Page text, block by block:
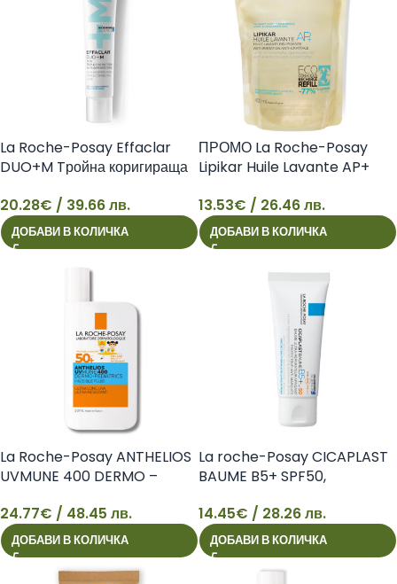
20
La Roche-Posay Effaclar
DUO+M Tройна коригираща
несъвършенства за мазна
кожа, склонна към акне, 40
мл 3337875863377
20.28€ / 39.66 лв.
ДОБАВИ В КОЛИЧКА
13
ПРОМО La Roche-Posay
Lipikar Huile Lavante AP+
тяло за суха до много суха
кожа против раздразнения
EKO ОПАКОВКА, 400 мл
13.53€ / 26.46 лв.
ДОБАВИ В КОЛИЧКА
24
La Roche-Posay ANTHELIOS
UVMUNE 400 DERMO –
за защита от слънце за деца
SPF 50+, 50 мл
3337875886307
24.77€ / 48.45 лв.
ДОБАВИ В КОЛИЧКА
14
La roche-Posay CICAPLAST
BAUME B5+ SPF50,
ЗАЩИТЕН УСПОКОЯВАЩ
БАЛСАМ, 40 мл
3337875876940
14.45€ / 28.26 лв.
ДОБАВИ В КОЛИЧКА